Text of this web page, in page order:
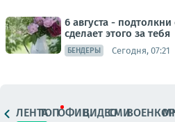
6 августа -
сделает этого за тебя
БЕНДЕРЫ Сегодня, 07:21
ЛЕНТАТОПОФИЦ.ВИДЕОСМИ